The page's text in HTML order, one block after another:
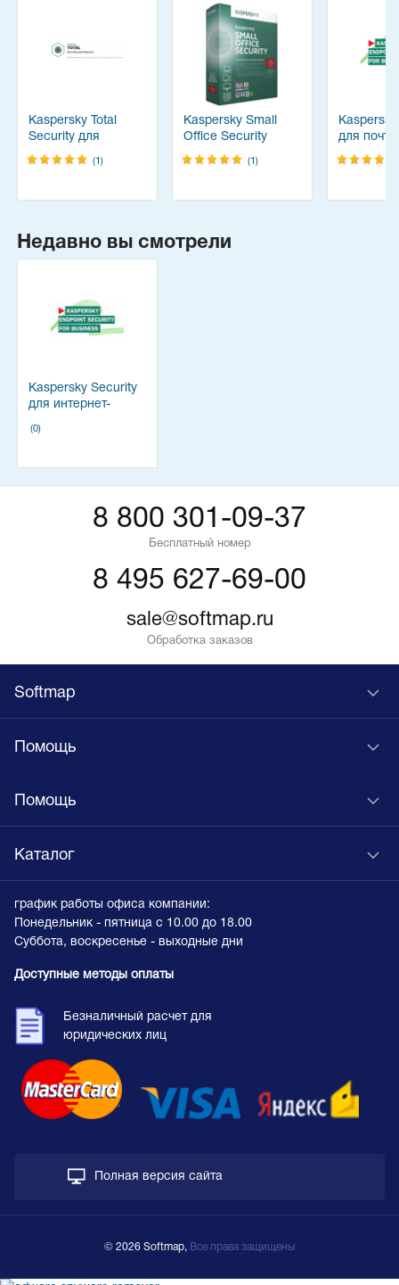
Kaspersky Total
Security для
бизнеса
(1)
Kaspersky Small
Office Security
(1)
для
серверов
Недавно вы смотрели
Kaspersky Security
для интернет-
(0)
8 800 301-09-37
Бесплатный номер
8 495 627-69-00
sale@softmap.ru
Обработка заказов
Softmap
Помощь
Помощь
Каталог
график работы офиса компании:
Понедельник - пятница с 10.00 до 18.00
Суббота, воскресенье - выходные дни
Доступные методы оплаты
Безналичный расчет для
юридических лиц
Полная версия сайта
© 2026 Softmap, Все права защищены